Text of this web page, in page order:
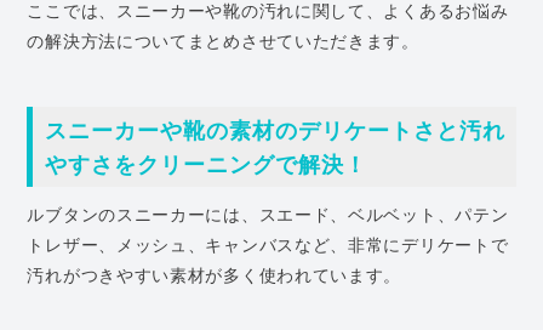
ここでは、スニーカーや靴の汚れに関して、よくあるお悩み
の解決方法についてまとめさせていただきます。
スニーカーや靴の素材のデリケートさと汚れ
やすさをクリーニングで解決！
ルブタンのスニーカーには、スエード、ベルベット、パテン
トレザー、メッシュ、キャンバスなど、非常にデリケートで
汚れがつきやすい素材が多く使われています。